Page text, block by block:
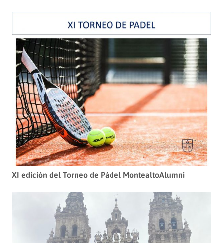
XI edición del Torneo de Pádel MontealtoAlumni